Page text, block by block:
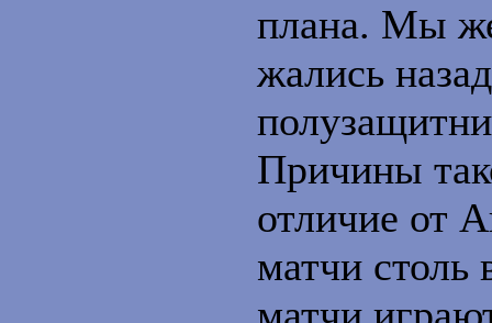
плана. Мы
жались
Причины
отличие от
матчи столь